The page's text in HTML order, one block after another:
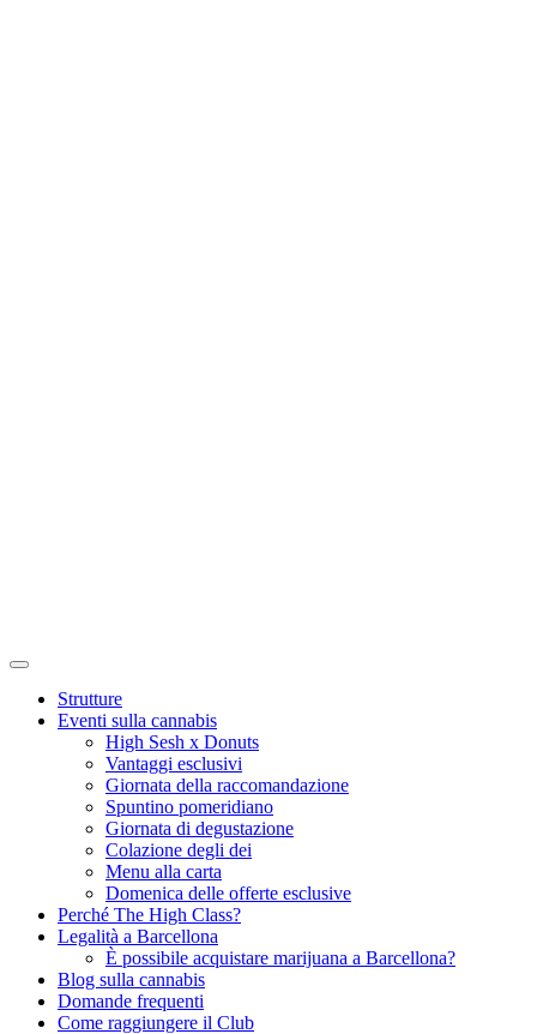
Strutture
Eventi sulla cannabis
High Sesh x Donuts
Vantaggi esclusivi
Giornata della raccomandazione
Spuntino pomeridiano
Giornata di degustazione
Colazione degli dei
Menu alla carta
Domenica delle offerte esclusive
Perché The High Class?
Legalità a Barcellona
È possibile acquistare marijuana a Barcellona?
Blog sulla cannabis
Domande frequenti
Come raggiungere il Club